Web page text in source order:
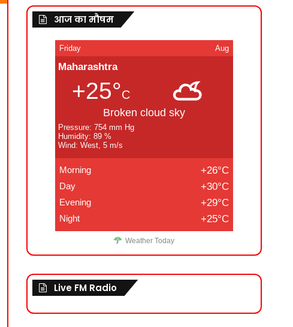
आज का मौषम
Friday Aug
Maharashtra
+25°C
Broken cloud sky
Pressure: 754 mm Hg
Humidity: 89 %
Wind: West, 5 m/s
Morning +26°C
Day +30°C
Evening +29°C
Night +25°C
Weather Today
Live FM Radio